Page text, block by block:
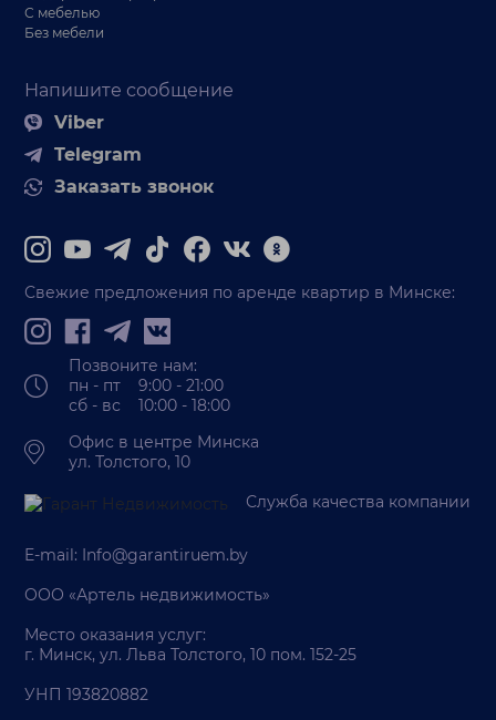
Напишите сообщение
Viber
Telegram
Заказать звонок
С мебелью
Без мебели
Свежие предложения по аренде квартир в Минске:
Позвоните нам:
пн - пт 9:00 - 21:00
сб - вс 10:00 - 18:00
Офис в центре Минска
ул. Толстого, 10
Служба качества компании
E-mail: Info@garantiruem.by
ООО «Артель недвижимость»
Место оказания услуг:
г. Минск, ул. Льва Толстого, 10 пом. 152-25
УНП 193820882